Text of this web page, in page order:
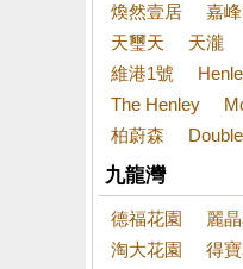
煥然壹居
嘉
天璽天
天瀧
維港1號
The Henley
柏蔚森
九龍灣
德福花園 麗
淘大花園
得